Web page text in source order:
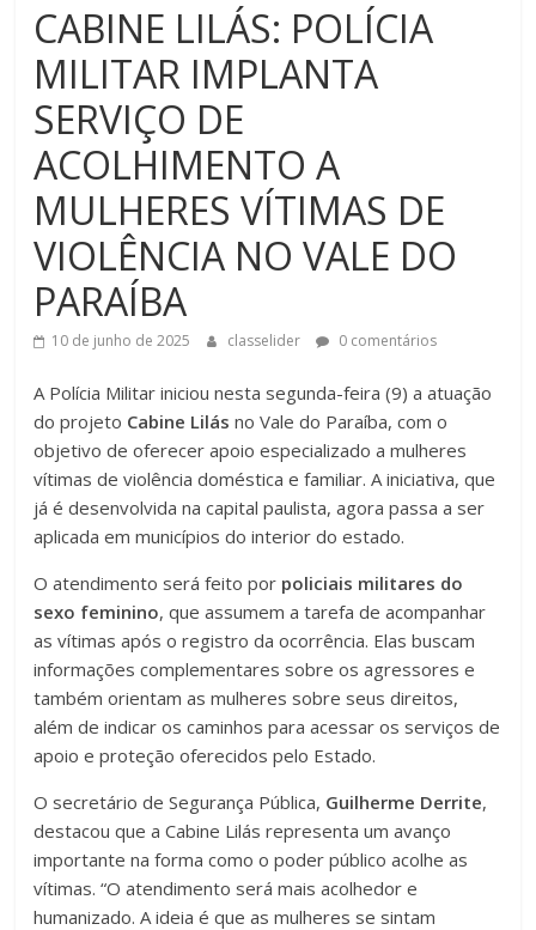
CABINE LILÁS: POLÍCIA
MILITAR IMPLANTA
SERVIÇO DE
ACOLHIMENTO A
MULHERES VÍTIMAS DE
VIOLÊNCIA NO VALE DO
PARAÍBA
10 de junho de 2025 classelider 0 comentários
A Polícia Militar iniciou nesta segunda-feira (9) a atuação
do projeto Cabine Lilás no Vale do Paraíba, com o
objetivo de oferecer apoio especializado a mulheres
vítimas de violência doméstica e familiar. A iniciativa, que
já é desenvolvida na capital paulista, agora passa a ser
aplicada em municípios do interior do estado.
O atendimento será feito por policiais militares do
sexo feminino, que assumem a tarefa de acompanhar
as vítimas após o registro da ocorrência. Elas buscam
informações complementares sobre os agressores e
também orientam as mulheres sobre seus direitos,
além de indicar os caminhos para acessar os serviços de
apoio e proteção oferecidos pelo Estado.
O secretário de Segurança Pública, Guilherme Derrite,
destacou que a Cabine Lilás representa um avanço
importante na forma como o poder público acolhe as
vítimas. “O atendimento será mais acolhedor e
humanizado. A ideia é que as mulheres se sintam